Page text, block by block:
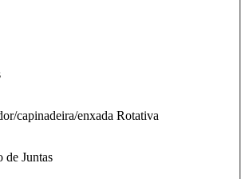
capinadeira/enxada Rotativa
de Juntas